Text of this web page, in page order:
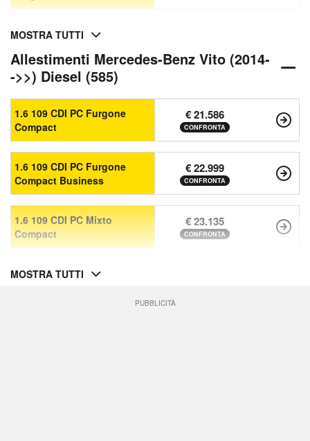
MOSTRA TUTTI
Allestimenti Mercedes-Benz Vito (2014-
->>) Diesel (585)
1.6 109 CDI PC Furgone
Compact
€ 21.586
CONFRONTA
1.6 109 CDI PC Furgone
Compact Business
€ 22.999
CONFRONTA
1.6 109 CDI PC Mixto
Compact
€ 23.135
CONFRONTA
MOSTRA TUTTI
PUBBLICITÀ